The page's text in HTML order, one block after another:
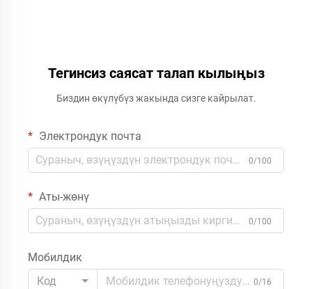
Тегинсиз саясат талап кылыңыз
Биздин өкүлүбүз жакында сизге кайрылат.
Электрондук почта
0/100
Аты-жөнү
0/100
Мобилдик
Код
0/16